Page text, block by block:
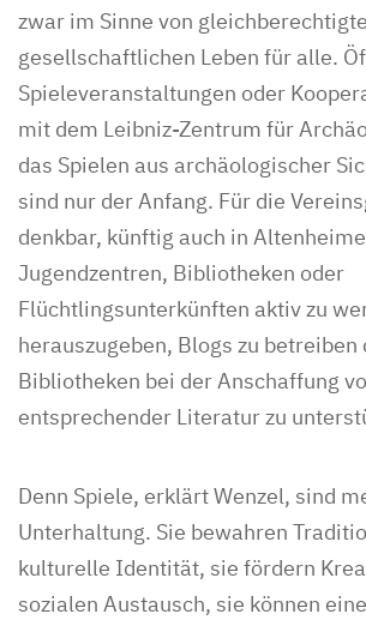
zwar im Sinne von
gesellschaftlichen Leben für alle.
Spieleveranstaltungen oder
mit dem Leibniz-Zentrum für
das Spielen aus archäologischer
sind nur der Anfang. Für die
denkbar, künftig auch in
Jugendzentren, Bibliotheken oder
Flüchtlingsunterkünften aktiv zu
herauszugeben, Blogs zu betreiben
Bibliotheken bei der Anschaffung
entsprechender Literatur zu
Denn Spiele, erklärt Wenzel, sind
Unterhaltung. Sie bewahren
kulturelle Identität, sie fördern
sozialen Austausch, sie können